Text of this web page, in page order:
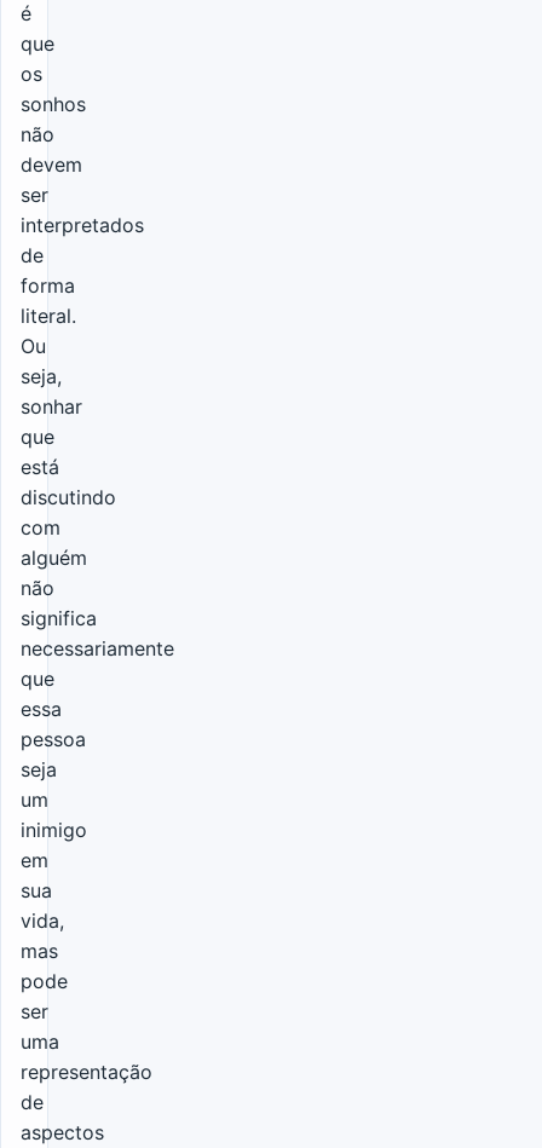
é
que
os
sonhos
não
devem
ser
interpretados
de
forma
literal.
Ou
seja,
sonhar
que
está
discutindo
com
alguém
não
significa
necessariamente
que
essa
pessoa
seja
um
inimigo
em
sua
vida,
mas
pode
ser
uma
representação
de
aspectos